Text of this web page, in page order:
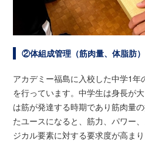
②体組成管理（筋肉量、体脂肪）
アカデミー福島に入校した中学1
を行っています。中学生は身長が
は筋が発達する時期であり筋肉量
たユースになると、筋力、パワー
ジカル要素に対する要求度が高ま